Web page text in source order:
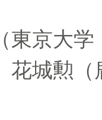
京大学
花城勲